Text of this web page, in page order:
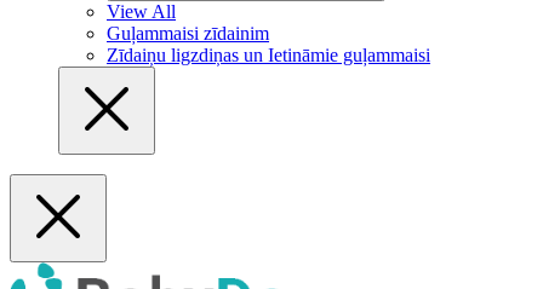
View All
Guļammaisi zīdainim
Zīdaiņu ligzdiņas un Ietināmie guļammaisi